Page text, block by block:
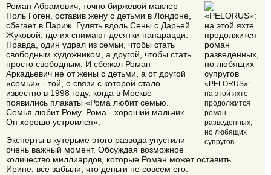
«PELORUS»:
на этой яхте
продолжится
роман
разведенных,
но любящих
супругов
Роман Абрамович, точно биржевой маклер
Поль Гоген, оставив жену с детьми в Лондоне,
сбегает в Париж. Гулять вдоль Сены с Дарьей
Жуковой, где их снимают десятки папарацци.
Правда, один удрал из семьи, чтобы стать
свободным художником, а другой, чтобы стать
просто свободным. И сбежал Роман
Аркадьевич не от жены с детьми, а от другой
«семьи» - той, о связи с которой стало
известно в 1998 году, когда в Москве
появились плакаты «Рома любит семью.
Семья любит Рому. Рома - хороший мальчик.
Он хорошо устроился».
Эксперты в кутерьме этого развода упустили
очень важный момент. Обсуждая возможное
количество миллиардов, которые Роман может оставить
Ирине, все забыли, что деньги не совсем его.